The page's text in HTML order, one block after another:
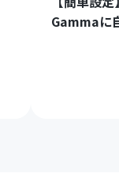
Gammaに